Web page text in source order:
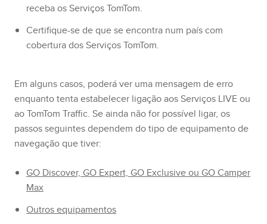
receba os Serviços TomTom.
Certifique-se de que se encontra num país com
cobertura dos Serviços TomTom.
Em alguns casos, poderá ver uma mensagem de erro
enquanto tenta estabelecer ligação aos Serviços LIVE ou
ao TomTom Traffic. Se ainda não for possível ligar, os
passos seguintes dependem do tipo de equipamento de
navegação que tiver:
GO Discover, GO Expert, GO Exclusive ou GO Camper
Max
Outros equipamentos